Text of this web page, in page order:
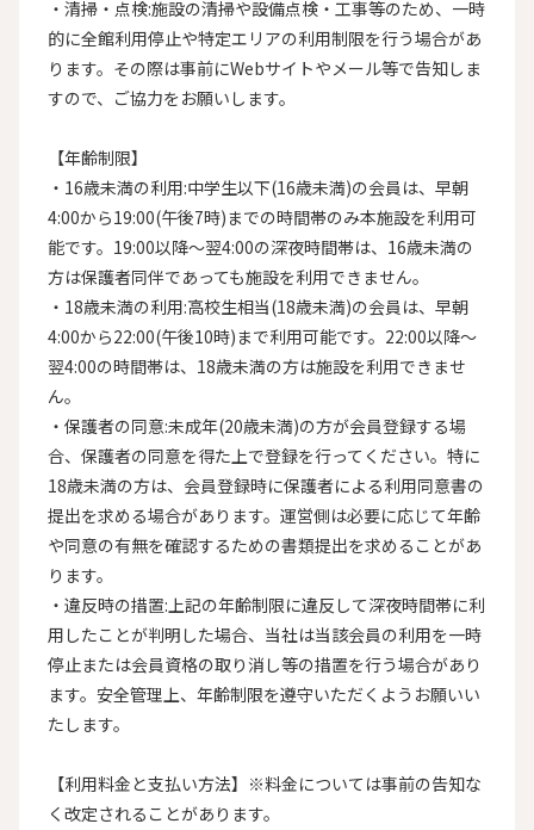
・清掃・点検:施設の清掃や設備点検・工事等のため、一時
的に全館利用停止や特定エリアの利用制限を行う場合があ
ります。その際は事前にWebサイトやメール等で告知しま
すので、ご協力をお願いします。
【年齢制限】
・16歳未満の利用:中学生以下(16歳未満)の会員は、早朝
4:00から19:00(午後7時)までの時間帯のみ本施設を利用可
能です。19:00以降〜翌4:00の深夜時間帯は、16歳未満の
方は保護者同伴であっても施設を利用できません。
・18歳未満の利用:高校生相当(18歳未満)の会員は、早朝
4:00から22:00(午後10時)まで利用可能です。22:00以降〜
翌4:00の時間帯は、18歳未満の方は施設を利用できませ
ん。
・保護者の同意:未成年(20歳未満)の方が会員登録する場
合、保護者の同意を得た上で登録を行ってください。特に
18歳未満の方は、会員登録時に保護者による利用同意書の
提出を求める場合があります。運営側は必要に応じて年齢
や同意の有無を確認するための書類提出を求めることがあ
ります。
・違反時の措置:上記の年齢制限に違反して深夜時間帯に利
用したことが判明した場合、当社は当該会員の利用を一時
停止または会員資格の取り消し等の措置を行う場合があり
ます。安全管理上、年齢制限を遵守いただくようお願いい
たします。
【利用料金と支払い方法】※料金については事前の告知な
く改定されることがあります。